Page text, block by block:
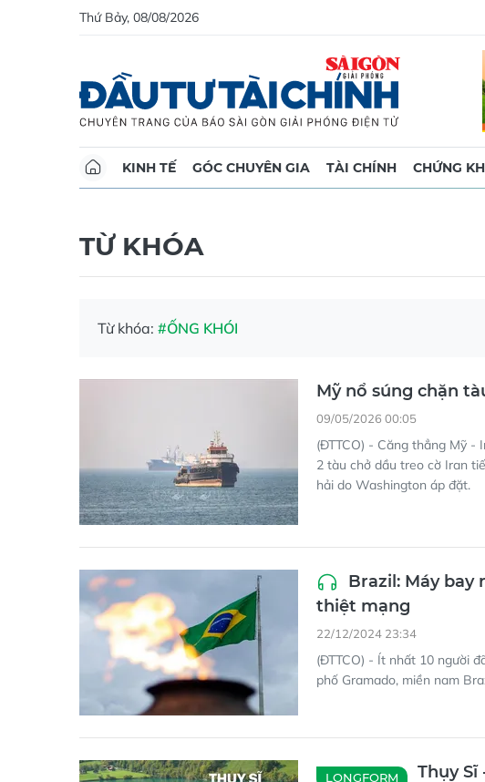
Thứ Bảy, 08/08/2026
KINH TẾ GÓC CHUYÊN GIA TÀI CHÍNH CHỨNG
TỪ KHÓA
Từ khóa: #ỐNG KHÓI
Mỹ nổ súng chặn
09/05/2026 00:05
(ĐTTCO) - Căng thẳng Mỹ -
2 tàu chở dầu treo cờ Iran
hải do Washington áp đặt.
Brazil: Máy bay
thiệt mạng
22/12/2024 23:34
(ĐTTCO) - Ít nhất 10 người
phố Gramado, miền nam
LONGFORM Thụy